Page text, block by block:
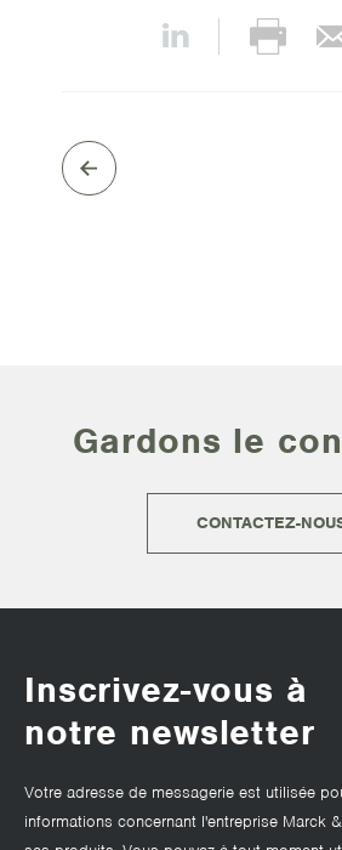
Gardons le
CONTACTEZ-
Inscrivez-vous à
notre newsletter
Votre adresse de messagerie est utilisée
informations concernant l'entreprise Marck